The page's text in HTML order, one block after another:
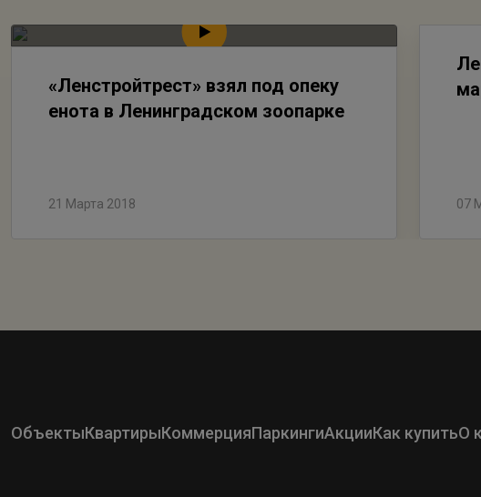
«Ленстройтрест» взял под опеку
енота в Ленинградском зоопарке
21 Марта 2018 07
ОбъектыКвартирыКоммерцияПаркингиАкцииКак купитьО